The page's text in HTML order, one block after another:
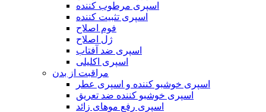
اسپری مرطوب کننده
اسپری تثبیت کننده
فوم اصلاح
ژل اصلاح
اسپری ضد آفتاب
اسپری اکلیلی
مراقبت از بدن
اسپری خوشبو کننده و اسپری عطر
اسپری خوشبو کننده ضد تعریق
اسپری رفع موهای زائد